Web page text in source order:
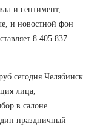
и сентимент,
и новостной фон
8 405 837
сегодня Челябинск
лица,
в салоне
праздничный